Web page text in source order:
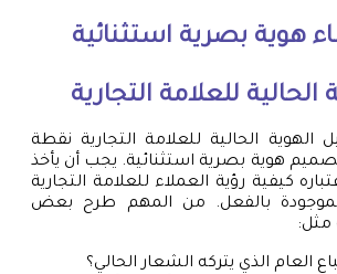
هوية بصرية استثنائية
الحالية للعلامة التجارية
الهوية الحالية للعلامة التجارية نقطة
هوية بصرية استثنائية. يجب أن يأخذ
كيفية رؤية العملاء للعلامة التجارية
بالفعل. من المهم طرح بعض
مثل:
العام الذي يتركه الشعار الحالي؟